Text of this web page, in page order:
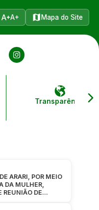
A+ Mapa do Site
Transparência
ARARI, POR MEIO
DA MULHER,
REUNIÃO DE